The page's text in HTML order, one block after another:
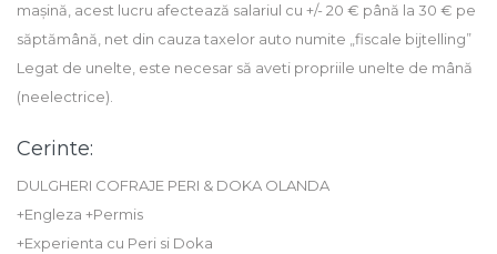
mașină, acest lucru afectează salariul cu +/- 20 € până la 30 € pe
săptămână, net din cauza taxelor auto numite „fiscale bijtelling”
Legat de unelte, este necesar să aveti propriile unelte de mână
(neelectrice).
Cerinte:
DULGHERI COFRAJE PERI & DOKA OLANDA
+Engleza +Permis
+Experienta cu Peri si Doka